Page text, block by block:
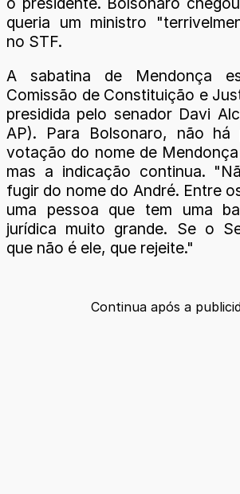
queria um ministro
no STF.
A sabatina de Mendonça
Comissão de Constituição e
presidida pelo senador Davi
AP). Para Bolsonaro, não há
votação do nome de Mendonça
mas a indicação continua.
fugir do nome do André. Entre
uma pessoa que tem uma
jurídica muito grande. Se o
que não é ele, que rejeite."
Continua após a